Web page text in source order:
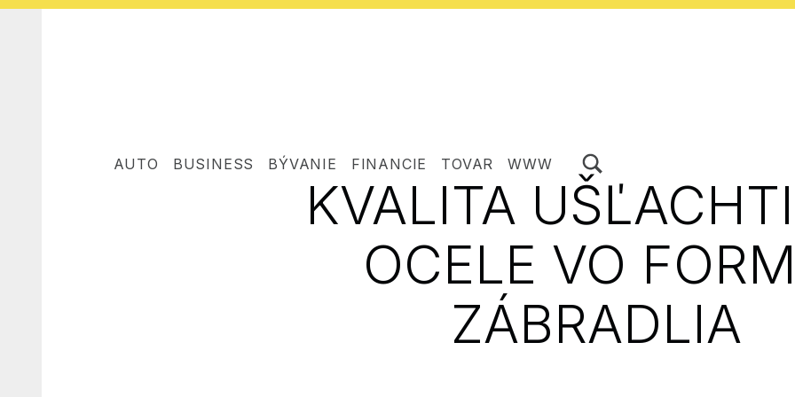
AUTO BUSINESS BÝVANIE FINANCIE TOVAR WWW
KVALITA
OCELE VO
ZÁBRADLIA